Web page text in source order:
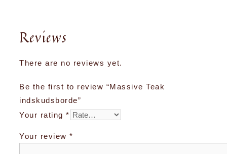
Reviews
There are no reviews yet.
Be the first to review “Massive Teak
indskudsborde”
Your rating *
Your review *